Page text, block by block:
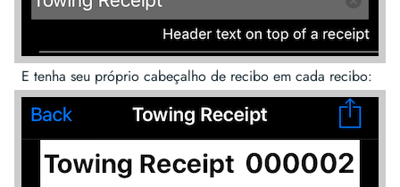
E tenha seu próprio cabeçalho de recibo em cada recibo: